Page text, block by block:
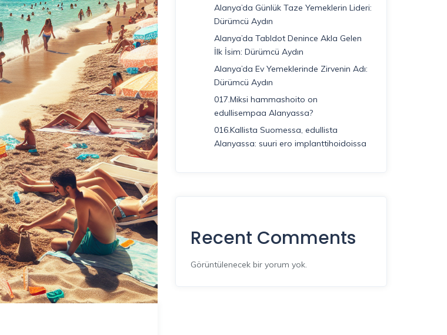
Alanya’da Günlük Taze Yemeklerin Lideri:
Dürümcü Aydın
Alanya’da Tabldot Denince Akla Gelen
İlk İsim: Dürümcü Aydın
Alanya’da Ev Yemeklerinde Zirvenin Adı:
Dürümcü Aydın
017.Miksi hammashoito on
edullisempaa Alanyassa?
016.Kallista Suomessa, edullista
Alanyassa: suuri ero implanttihoidoissa
Recent Comments
Görüntülenecek bir yorum yok.